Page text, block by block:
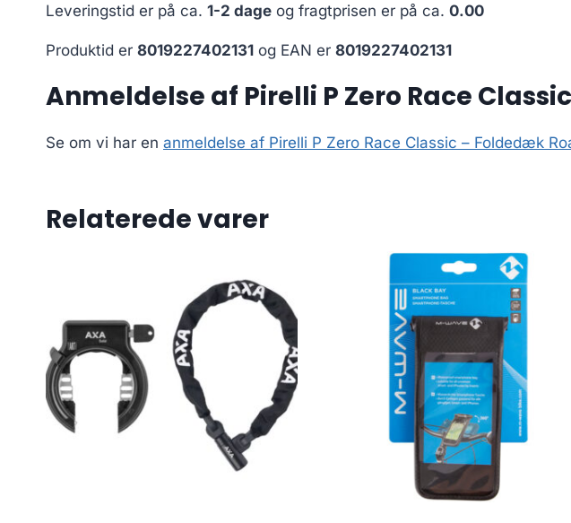
Leveringstid er på ca. 1-2 dage og fragtprisen er på ca. 0.00
Produktid er 8019227402131 og EAN er 8019227402131
Anmeldelse af Pirelli P Zero Race
Se om vi har en anmeldelse af Pirelli P Zero Race Classic – Foldedæk
Relaterede varer